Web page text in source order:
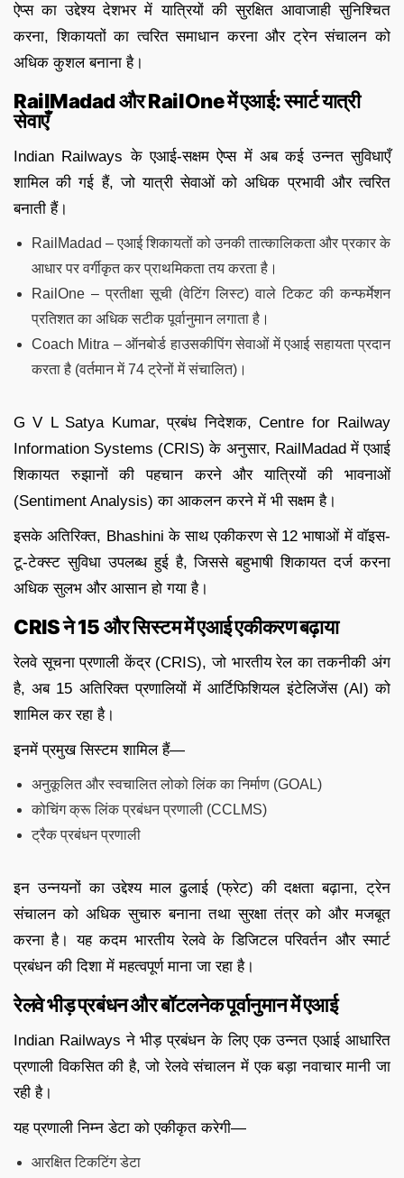
ऐप्स का उद्देश्य देशभर में यात्रियों की सुरक्षित आवाजाही सुनिश्चित
करना, शिकायतों का त्वरित समाधान करना और ट्रेन संचालन को
अधिक कुशल बनाना है।
RailMadad और RailOne में एआई: स्मार्ट यात्री
सेवाएँ
Indian Railways के एआई-सक्षम ऐप्स में अब कई उन्नत सुविधाएँ
शामिल की गई हैं, जो यात्री सेवाओं को अधिक प्रभावी और त्वरित
बनाती हैं।
RailMadad – एआई शिकायतों को उनकी तात्कालिकता और प्रकार के
आधार पर वर्गीकृत कर प्राथमिकता तय करता है।
RailOne – प्रतीक्षा सूची (वेटिंग लिस्ट) वाले टिकट की कन्फर्मेशन
प्रतिशत का अधिक सटीक पूर्वानुमान लगाता है।
Coach Mitra – ऑनबोर्ड हाउसकीपिंग सेवाओं में एआई सहायता प्रदान
करता है (वर्तमान में 74 ट्रेनों में संचालित)।
G V L Satya Kumar, प्रबंध निदेशक, Centre for Railway
Information Systems (CRIS) के अनुसार, RailMadad में एआई
शिकायत रुझानों की पहचान करने और यात्रियों की भावनाओं
(Sentiment Analysis) का आकलन करने में भी सक्षम है।
इसके अतिरिक्त, Bhashini के साथ एकीकरण से 12 भाषाओं में वॉइस-
टू-टेक्स्ट सुविधा उपलब्ध हुई है, जिससे बहुभाषी शिकायत दर्ज करना
अधिक सुलभ और आसान हो गया है।
CRIS ने 15 और सिस्टम में एआई एकीकरण बढ़ाया
रेलवे सूचना प्रणाली केंद्र (CRIS), जो भारतीय रेल का तकनीकी अंग
है, अब 15 अतिरिक्त प्रणालियों में आर्टिफिशियल इंटेलिजेंस (AI) को
शामिल कर रहा है।
इनमें प्रमुख सिस्टम शामिल हैं—
अनुकूलित और स्वचालित लोको लिंक का निर्माण (GOAL)
कोचिंग क्रू लिंक प्रबंधन प्रणाली (CCLMS)
ट्रैक प्रबंधन प्रणाली
इन उन्नयनों का उद्देश्य माल ढुलाई (फ्रेट) की दक्षता बढ़ाना, ट्रेन
संचालन को अधिक सुचारु बनाना तथा सुरक्षा तंत्र को और मजबूत
करना है। यह कदम भारतीय रेलवे के डिजिटल परिवर्तन और स्मार्ट
प्रबंधन की दिशा में महत्वपूर्ण माना जा रहा है।
रेलवे भीड़ प्रबंधन और बॉटलनेक पूर्वानुमान में एआई
Indian Railways ने भीड़ प्रबंधन के लिए एक उन्नत एआई आधारित
प्रणाली विकसित की है, जो रेलवे संचालन में एक बड़ा नवाचार मानी जा
रही है।
यह प्रणाली निम्न डेटा को एकीकृत करेगी—
आरक्षित टिकटिंग डेटा